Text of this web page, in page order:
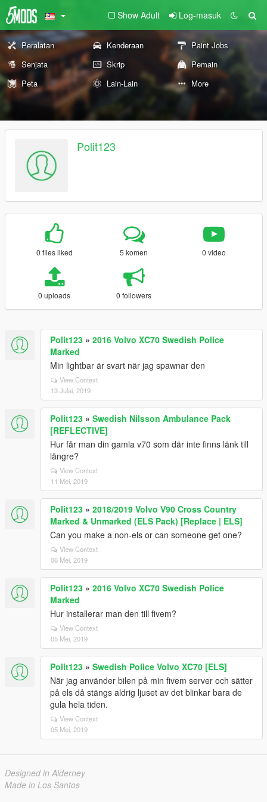
Show Adult Log-masuk
Peralatan Kenderaan
Paint Jobs
Senjata
Skrip
Pemain
Peta
Lain-Lain More
Polit123
0 files liked 5 komen 0 video
0 uploads 0 followers
Polit123 » 2016 Volvo XC70 Swedish Police
Marked
Min lightbar är svart när jag spawnar den
View Context
13 Julai, 2019
Polit123 » Swedish Nilsson Ambulance Pack
[REFLECTIVE]
Hur får man din gamla v70 som där inte finns länk till
längre?
View Context
11 Mei, 2019
Polit123 » 2018/2019 Volvo V90 Cross Country
Marked & Unmarked (ELS Pack) [Replace | ELS]
Can you make a non-els or can someone get one?
View Context
06 Mei, 2019
Polit123 » 2016 Volvo XC70 Swedish Police
Marked
Hur installerar man den till fivem?
View Context
05 Mei, 2019
Polit123 » Swedish Police Volvo XC70 [ELS]
När jag använder bilen på min fivem server och sätter
på els då stängs aldrig ljuset av det blinkar bara de
gula hela tiden.
View Context
05 Mei, 2019
Designed in Alderney
Made in Los Santos